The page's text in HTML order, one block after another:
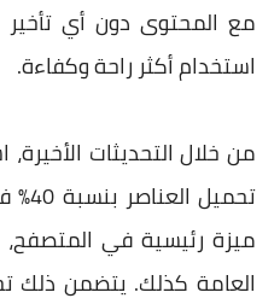
مع المحتوى دون أي
استخدام أكثر راحة وكفاءة.
ميزة رئيسية في
العامة كذلك. يتضمن ذلك